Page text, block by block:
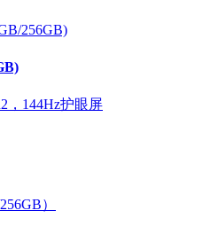
，144Hz护眼屏